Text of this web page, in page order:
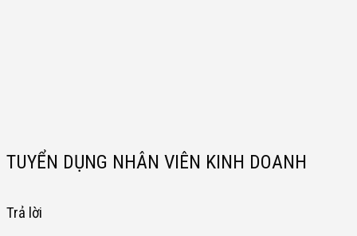
TUYỂN DỤNG NHÂN VIÊN KINH DOANH
Trả lời